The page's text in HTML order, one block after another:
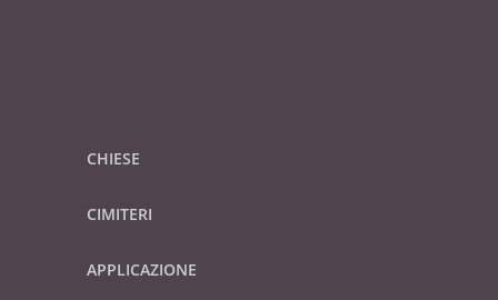
CHIESE
CIMITERI
APPLICAZIONE